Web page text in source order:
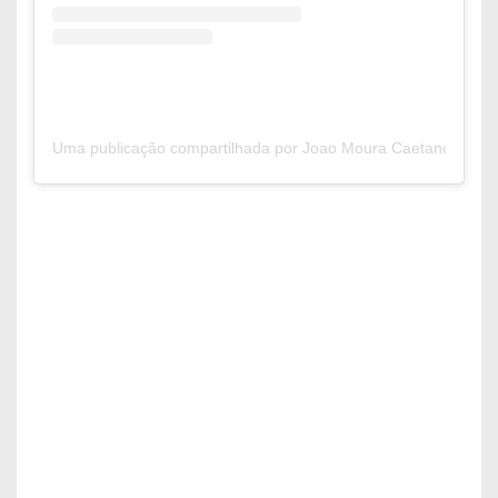
Uma publicação compartilhada por Joao Moura Caetano